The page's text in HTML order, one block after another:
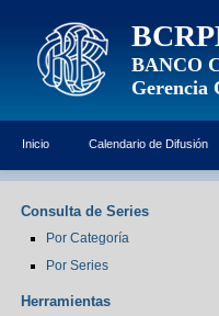
BANCO
Gerencia
Inicio Calendario de Difusión
Consulta de Series
Por Categoría
Por Series
Herramientas